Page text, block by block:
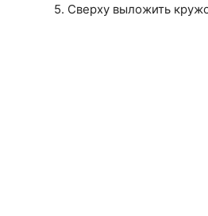
5. Сверху выложить